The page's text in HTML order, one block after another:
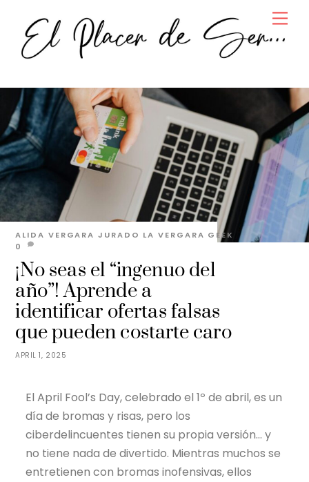
content
APRIL 1, 2025
¡No seas el “ingenuo del
año”! Aprende a
identificar ofertas falsas
que pueden costarte caro
ALIDA VERGARA JURADO LA VERGARA GEEK
0
El April Fool’s Day, celebrado el 1º de abril, es un
día de bromas y risas, pero los
ciberdelincuentes tienen su propia versión… y
no tiene nada de divertido. Mientras muchos se
entretienen con bromas inofensivas, ellos